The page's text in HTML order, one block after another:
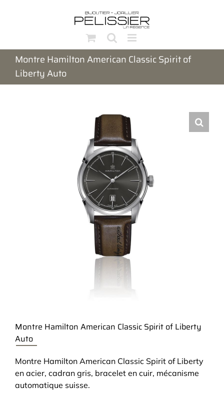
Montre Hamilton American Classic Spirit of
Liberty Auto
Montre Hamilton American Classic Spirit of Liberty
Auto
Montre Hamilton American Classic Spirit of Liberty
en acier, cadran gris, bracelet en cuir, mécanisme
automatique suisse.